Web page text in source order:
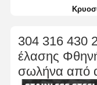
304 316 430
έλασης
σωλήνα από